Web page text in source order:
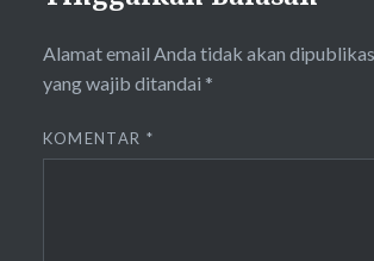
Alamat email Anda tidak akan
yang wajib ditandai *
KOMENTAR *